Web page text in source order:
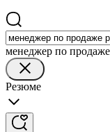
менеджер по
Резюме